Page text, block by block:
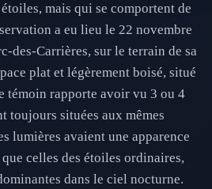
mais qui se comportent de
a eu lieu le 22 novembre
des-Carrières, sur le terrain de sa
plat et légèrement boisé, situé
témoin rapporte avoir vu 3 ou 4
toujours situées aux mêmes
lumières avaient une apparence
celles des étoiles ordinaires,
dans le ciel nocturne.